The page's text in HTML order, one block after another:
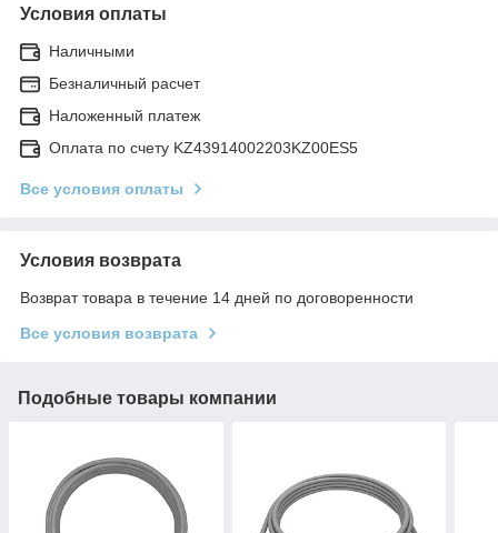
Условия оплаты
Наличными
Безналичный расчет
Наложенный платеж
Оплата по счету KZ43914002203KZ00ES5
Все условия оплаты
Условия возврата
Возврат товара в течение 14 дней по договоренности
Все условия возврата
Подобные товары компании